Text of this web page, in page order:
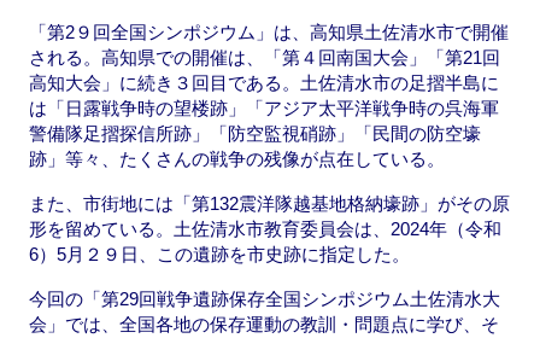
「第2９回全国シンポジウム」は、高知県土佐清水市で開催
される。高知県での開催は、「第４回南国大会」「第21回
高知大会」に続き３回目である。土佐清水市の足摺半島に
は「日露戦争時の望楼跡」「アジア太平洋戦争時の呉海軍
警備隊足摺探信所跡」「防空監視硝跡」「民間の防空壕
跡」等々、たくさんの戦争の残像が点在している。
また、市街地には「第132震洋隊越基地格納壕跡」がその原
形を留めている。土佐清水市教育委員会は、2024年（令和
6）5月２９日、この遺跡を市史跡に指定した。
今回の「第29回戦争遺跡保存全国シンポジウム土佐清水大
会」では、全国各地の保存運動の教訓・問題点に学び、そ